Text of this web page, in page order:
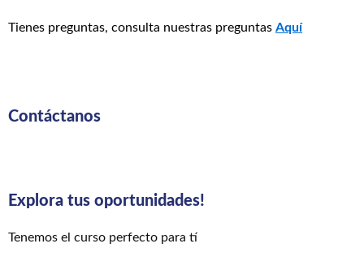
Tienes preguntas, consulta nuestras preguntas Aquí
Contáctanos
Explora tus oportunidades!
Tenemos el curso perfecto para tí